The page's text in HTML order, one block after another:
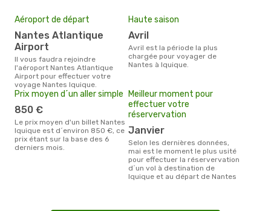
Aéroport de départ
Nantes Atlantique
Airport
Il vous faudra rejoindre
l'aéroport Nantes Atlantique
Airport pour effectuer votre
voyage Nantes Iquique.
Haute saison
avril
avril est la période la plus
chargée pour voyager de
Nantes à Iquique.
Prix moyen d´un aller simple
850 €
Le prix moyen d'un billet Nantes
Iquique est d´environ 850 €, ce
prix étant sur la base des 6
derniers mois.
Meilleur moment pour
effectuer votre
réservervation
janvier
Selon les dernières données,
mai est le moment le plus usité
pour effectuer la réservervation
d´un vol à destination de
Iquique et au départ de Nantes